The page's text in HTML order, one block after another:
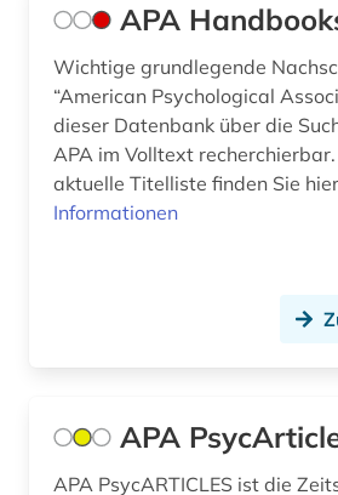
europäische union (6)
evaluation (1)
evidenz-basierte medizin (1)
familie (2)
APA
Wichtige grundlegende
“American Psychological
dieser Datenbank über die
APA im Volltext
aktuelle Titelliste finden Sie
Informationen
APA
APA PsycARTICLES ist die